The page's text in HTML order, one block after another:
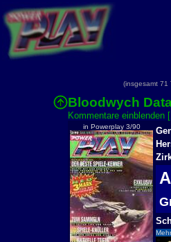
(insgesamt
Bloodwych
Kommentare einblenden
in Powerplay 3/90